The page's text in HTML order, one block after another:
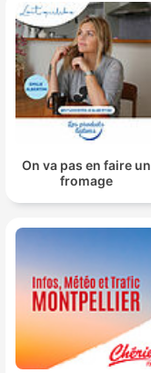
On va pas en faire un
fromage